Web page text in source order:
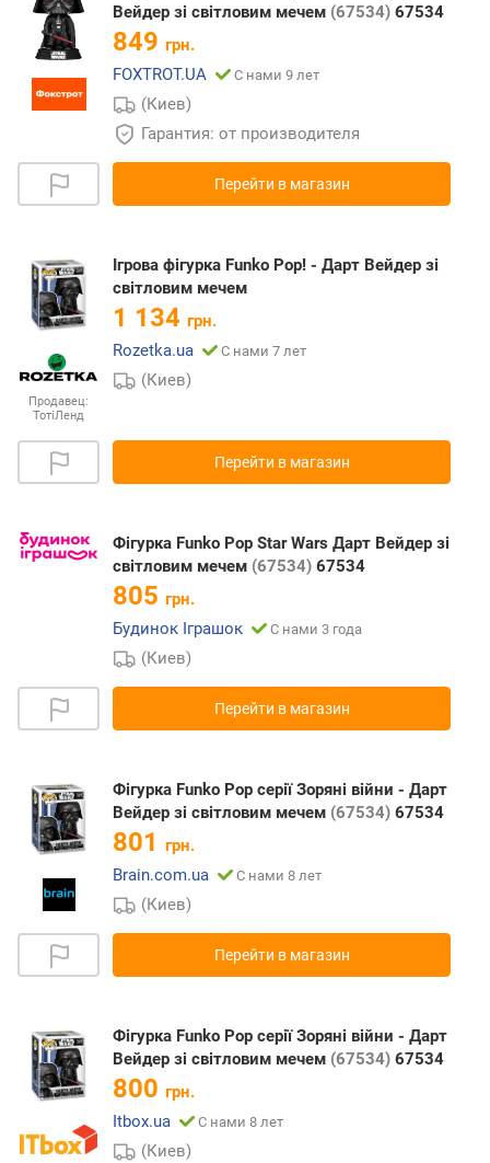
Вейдер зі світловим мечем (67534) 67534
849 грн.
FOXTROT.UA
С нами 9 лет
(Киев)
Гарантия: от производителя
Перейти в магазин
Продавец:
ТотіЛенд
Ігрова фігурка Funko Pop! - Дарт Вейдер зі
світловим мечем
1 134 грн.
Rozetka.ua
С нами 7 лет
(Киев)
Перейти в магазин
Фігурка Funko Pop Star Wars Дарт Вейдер зі
світловим мечем (67534) 67534
805 грн.
Будинок Іграшок
С нами 3 года
(Киев)
Перейти в магазин
Фігурка Funko Pop серії Зоряні війни - Дарт
Вейдер зі світловим мечем (67534) 67534
801 грн.
Brain.com.ua
С нами 8 лет
(Киев)
Перейти в магазин
Фігурка Funko Pop серії Зоряні війни - Дарт
Вейдер зі світловим мечем (67534) 67534
800 грн.
Itbox.ua
С нами 8 лет
(Киев)